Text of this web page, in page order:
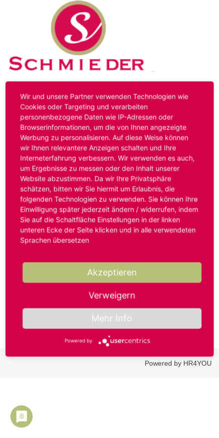
Kontakt Impressum Datenschutz
Hinweis:Das von ihnen aufgerufene Stellenangebot ist
bereits ausgelaufen. Alternative Stellenanzeigen finden
Sie unter:
www.schmieder-personal.de/stellenangebote
Oder Sie bewerben sich
initiativund wir suchen für Sie
passende Stellenangebote.
Anmelden
Benutzername oder E-Mail-Adresse*
Passwort*
Powered by HR4YOU
Wir und unsere Partner verwenden Technologien wie
Cookies oder Targeting und verarbeiten
personenbezogene Daten wie IP-Adressen oder
Browserinformationen, um die von Ihnen angezeigte
Werbung zu personalisieren. Auf diese Weise können
wir Ihnen relevantere Anzeigen schalten und Ihre
Interneterfahrung verbessern. Wir verwenden es auch,
um Ergebnisse zu messen oder den Inhalt unserer
Website abzustimmen. Da wir Ihre Privatsphäre
schätzen, bitten wir Sie hiermit um Erlaubnis, die
folgenden Technologien zu verwenden. Sie können Ihre
Einwilligung später jederzeit ändern / widerrufen, indem
Sie auf die Schaltfläche Einstellungen in der linken
unteren Ecke der Seite klicken und in alle verwendeten
Sprachen übersetzen
Akzeptieren
Verweigern
Mehr Info
Powered by